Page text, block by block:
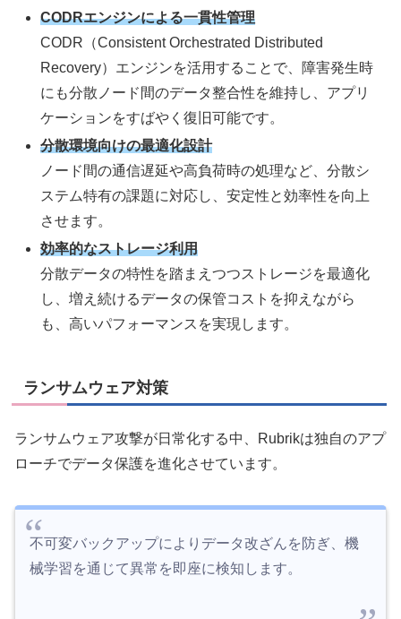
CODRエンジンによる一貫性管理
CODR（Consistent Orchestrated Distributed
Recovery）エンジンを活用することで、障害発生時
にも分散ノード間のデータ整合性を維持し、アプリ
ケーションをすばやく復旧可能です。
分散環境向けの最適化設計
ノード間の通信遅延や高負荷時の処理など、分散シ
ステム特有の課題に対応し、安定性と効率性を向上
させます。
効率的なストレージ利用
分散データの特性を踏まえつつストレージを最適化
し、増え続けるデータの保管コストを抑えながら
も、高いパフォーマンスを実現します。
ランサムウェア対策
ランサムウェア攻撃が日常化する中、Rubrikは独自のアプ
ローチでデータ保護を進化させています。
不可変バックアップによりデータ改ざんを防ぎ、機
械学習を通じて異常を即座に検知します。